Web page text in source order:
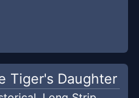
Jan 17, 2021
Tiger's Daughter